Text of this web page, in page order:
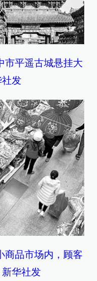
市平遥古城悬挂大
发
商品市场内，顾客
华社发